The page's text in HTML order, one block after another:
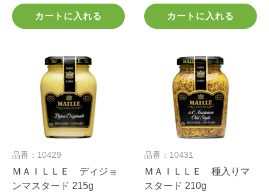
カートに入れる カートに入れる
品番：10429
ＭＡＩＬＬＥ ディジョ
ンマスタード 215g
品番：10431
ＭＡＩＬＬＥ 種入りマ
スタード 210g